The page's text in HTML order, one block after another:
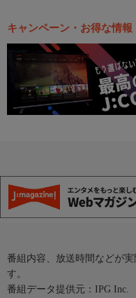
キャンペーン・お得な情報
番組内容、放送時間などが
す。
番組データ提供元：IPG Inc.